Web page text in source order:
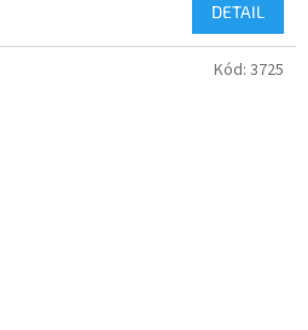
DETAIL
Kód: 3725